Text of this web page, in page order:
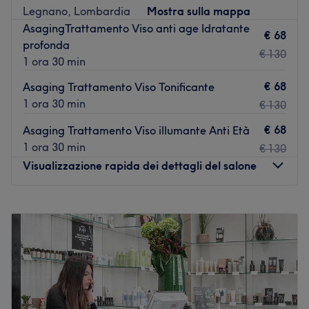
che si prendono cura dei clienti. Ogni membro del team è
altamente qualificato e si impegna a fornire un servizio
di altissima qualità. Lavorano con passione e
professionalità, assicurando che ogni cliente si senta
valorizzato e curato.
I punti forti del salone
Specializzato in: tagli di capelli, trattamenti di bellezza,
consulenza su stili e tendenze
Vai al salone
Legnano, Lombardia
Mostra sulla mappa
AsagingTrattamento Viso anti age Idratante
profonda
1 ora 30 min
€ 68
€ 130
Asaging Trattamento Viso Tonificante
1 ora 30 min
€ 68
€ 130
Asaging Trattamento Viso illumante Anti Età
1 ora 30 min
€ 68
€ 130
Visualizzazione rapida dei dettagli del salone
Martedì
10:00
17:00
Mercoledì
10:00
17:00
Giovedì
–17:00
Venerdì
10:00–17:00
Sabato
10:00 –
16:00
Domenica
Chiuso